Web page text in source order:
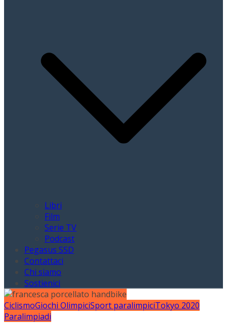
Libri
Film
Serie TV
Podcast
Pegasus SSD
Contattaci
Chi siamo
Sostienici
CiclismoGiochi OlimpiciSport paralimpiciTokyo 2020
Paralimpiadi